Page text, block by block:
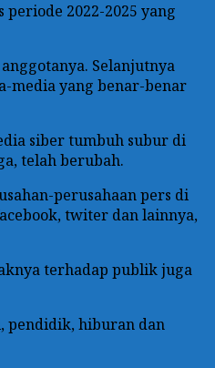
2022-2025 yang
Selanjutnya
media yang benar-benar
siber tumbuh subur di
telah berubah.
perusahaan pers di
twiter dan lainnya,
terhadap publik juga
pendidik, hiburan dan